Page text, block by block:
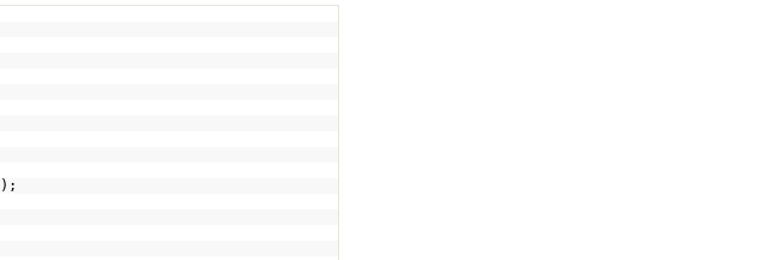
);